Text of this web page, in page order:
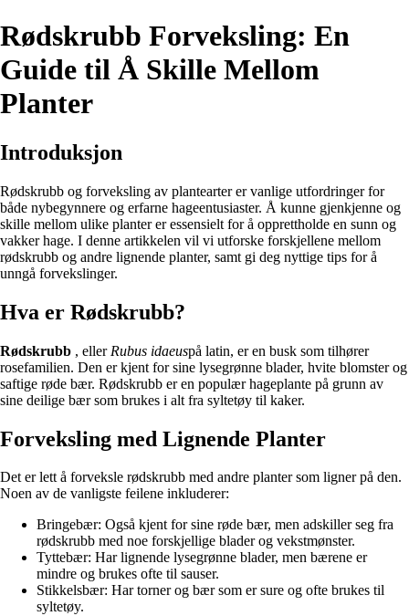
Rødskrubb Forveksling: En
Guide til Å Skille Mellom
Planter
Introduksjon
Rødskrubb og forveksling av plantearter er vanlige utfordringer for
både nybegynnere og erfarne hageentusiaster. Å kunne gjenkjenne og
skille mellom ulike planter er essensielt for å opprettholde en sunn og
vakker hage. I denne artikkelen vil vi utforske forskjellene mellom
rødskrubb og andre lignende planter, samt gi deg nyttige tips for å
unngå forvekslinger.
Hva er Rødskrubb?
Rødskrubb , eller Rubus idaeuspå latin, er en busk som tilhører
rosefamilien. Den er kjent for sine lysegrønne blader, hvite blomster og
saftige røde bær. Rødskrubb er en populær hageplante på grunn av
sine deilige bær som brukes i alt fra syltetøy til kaker.
Forveksling med Lignende Planter
Det er lett å forveksle rødskrubb med andre planter som ligner på den.
Noen av de vanligste feilene inkluderer:
Bringebær: Også kjent for sine røde bær, men adskiller seg fra
rødskrubb med noe forskjellige blader og vekstmønster.
Tyttebær: Har lignende lysegrønne blader, men bærene er
mindre og brukes ofte til sauser.
Stikkelsbær: Har torner og bær som er sure og ofte brukes til
syltetøy.